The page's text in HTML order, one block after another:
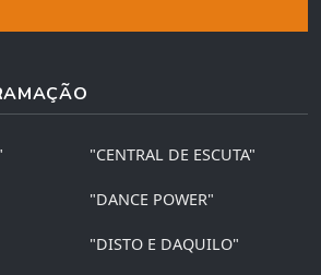
"CENTRAL DE ESCUTA"
"DANCE POWER"
"DISTO E DAQUILO"